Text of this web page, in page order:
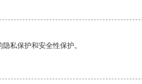
私保护和安全性保护。